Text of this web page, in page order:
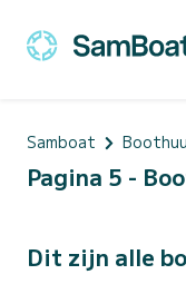
Samboat
Pagina 5 -
Dit zijn alle